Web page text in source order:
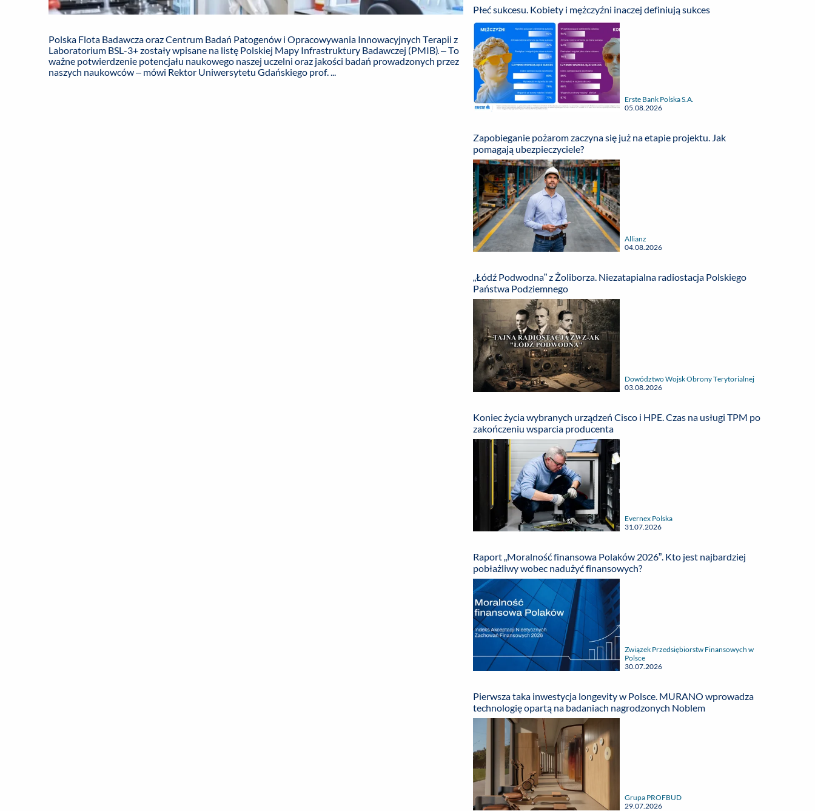
Polska Flota Badawcza oraz Centrum Badań Patogenów i Opracowywania Innowacyjnych Terapii z
Laboratorium BSL-3+ zostały wpisane na listę Polskiej Mapy Infrastruktury Badawczej (PMIB). – To
ważne potwierdzenie potencjału naukowego naszej uczelni oraz jakości badań prowadzonych przez
naszych naukowców – mówi Rektor Uniwersytetu Gdańskiego prof. ...
Płeć sukcesu. Kobiety i mężczyźni inaczej definiują sukces
Erste Bank Polska S.A.
05.08.2026
Zapobieganie pożarom zaczyna się już na etapie projektu. Jak
pomagają ubezpieczyciele?
Allianz
04.08.2026
„Łódź Podwodna” z Żoliborza. Niezatapialna radiostacja Polskiego
Państwa Podziemnego
Dowództwo Wojsk Obrony Terytorialnej
03.08.2026
Koniec życia wybranych urządzeń Cisco i HPE. Czas na usługi TPM po
zakończeniu wsparcia producenta
Evernex Polska
31.07.2026
Raport „Moralność finansowa Polaków 2026”. Kto jest najbardziej
pobłażliwy wobec nadużyć finansowych?
Związek Przedsiębiorstw Finansowych w
Polsce
30.07.2026
Pierwsza taka inwestycja longevity w Polsce. MURANO wprowadza
technologię opartą na badaniach nagrodzonych Noblem
Grupa PROFBUD
29.07.2026